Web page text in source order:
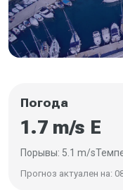
Погода
1.7 m/s E
Порывы: 5.1 m/s
Прогноз актуален на: